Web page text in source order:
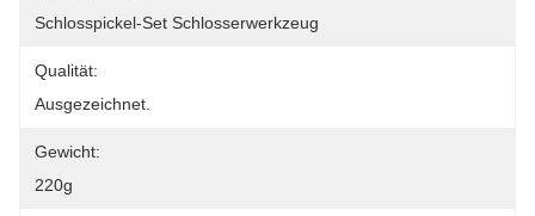
Schlosspickel-Set Schlosserwerkzeug
Qualität:
Ausgezeichnet.
Gewicht:
220g